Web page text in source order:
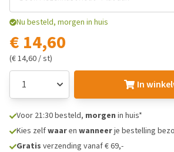
Nu besteld, morgen in huis
€ 14,60
(€ 14,60 / st)
In
Voor 21:30 besteld, morgen in huis*
Kies zelfwaaren wanneerje bestelling
Gratis verzending vanaf € 69,-